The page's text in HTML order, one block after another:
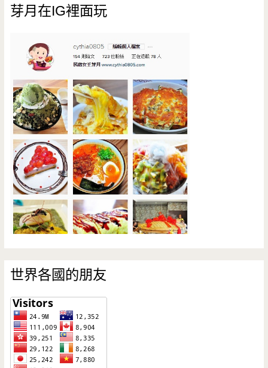
芽月在IG裡面玩
世界各國的朋友